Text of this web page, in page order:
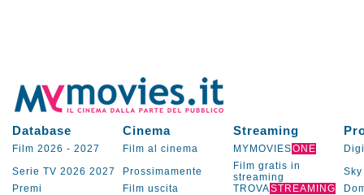
Database Cinema Streaming
Film 2026 - 2027 Film al cinema MYMOVIESONE
Serie TV 2026 2027 Prossimamente
Film gratis in
streaming
Sky
Premi
Film uscita TROVASTREAMING